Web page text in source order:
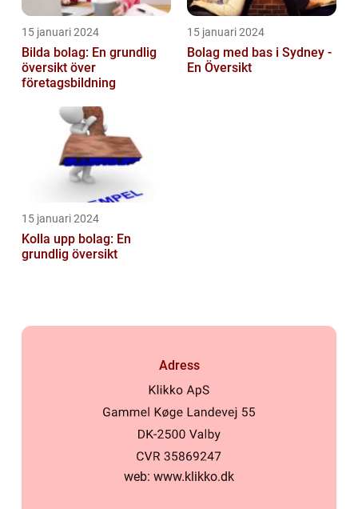
15 januari 2024
Bilda bolag: En grundlig
översikt över
företagsbildning
15 januari 2024
Bolag med bas i Sydney -
En Översikt
15 januari 2024
Kolla upp bolag: En
grundlig översikt
Adress
web: www.klikko.dk